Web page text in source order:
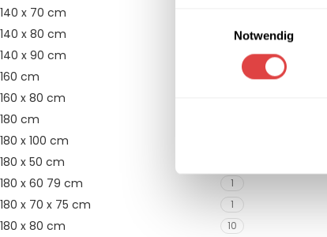
Notwendig
140 x 70 cm
140 x 80 cm
140 x 90 cm
160 cm
160 x 80 cm
180 cm
180 x 100 cm
180 x 50 cm
180 x 60 79 cm 1
180 x 70 x 75 cm 1
180 x 80 cm 10